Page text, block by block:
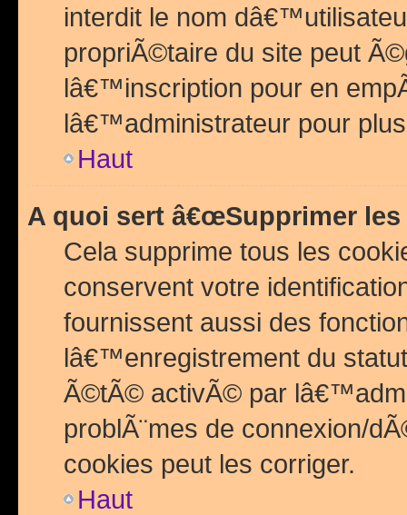
interdit le nom
propriÃ©taire du site peut
lâ€™inscription pour en
lâ€™administrateur pour
Haut
A quoi sert â€œSupprimer les
Cela supprime tous les
conservent votre
fournissent aussi des
lâ€™enregistrement du
Ã©tÃ© activÃ© par
problÃ¨mes de connexion/
cookies peut les corriger.
Haut